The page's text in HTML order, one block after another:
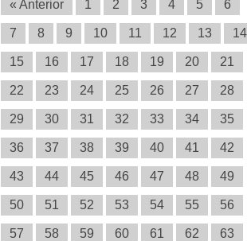
« Anterior 1 2 3 4 5 6
7 8 9 10 11 12 13 14
15 16 17 18 19 20 21
22 23 24 25 26 27 28
29 30 31 32 33 34 35
36 37 38 39 40 41 42
43 44 45 46 47 48 49
50 51 52 53 54 55 56
57 58 59 60 61 62 63